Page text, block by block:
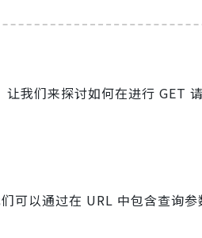
我们来探讨如何在进行 GET
可以通过在 URL 中包含查询参